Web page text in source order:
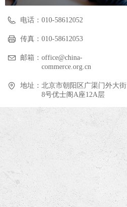
电话： 010-58612052
传真： 010-58612053
邮箱： office@china-
commerce.org.cn
地址： 北京市朝阳区广渠门外大街
8号优士阁A座12A层